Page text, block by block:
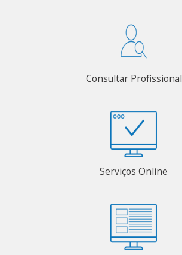
Consultar Profissional
Serviços Online